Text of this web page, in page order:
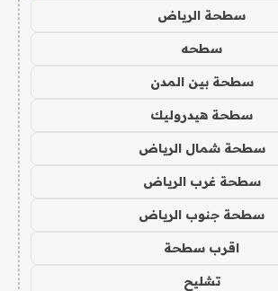
سطحة الرياض
سطحه
سطحة بين المدن
سطحة هيدروليك
سطحة شمال الرياض
سطحة غرب الرياض
سطحة جنوب الرياض
اقرب سطحة
تشليح